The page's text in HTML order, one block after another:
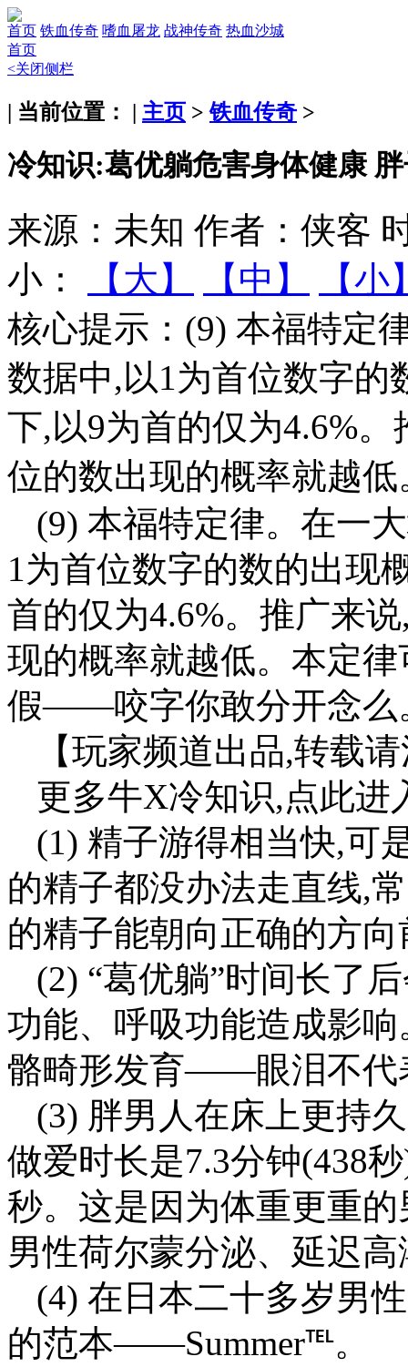
首页 铁血传奇 嗜血屠龙 战神传奇 热血沙城
首页
<关闭侧栏
| 当前位置： | 主页 >铁血传奇 >
冷知识:葛优躺危害身体健康
来源：未知 作者：侠客
小：
【大】 【中】
【小
核心提示： (9) 本福特定
数据中,以1为首位数字的
下,以9为首的仅为4.6%
位的数出现的概率就越
(9) 本福特定律。在一
1为首位数字的数的出现
首的仅为4.6%。推广来
现的概率就越低。本定
假——咬字你敢分开念么
【玩家频道出品,转载
更多牛X冷知识,点此进
(1) 精子游得相当快,可
的精子都没办法走直线,
的精子能朝向正确的方
(2) “葛优躺”时间长了
功能、呼吸功能造成影
骼畸形发育——眼泪不代
(3) 胖男人在床上更持
做爱时长是7.3分钟(438
秒。这是因为体重更重
男性荷尔蒙分泌、延迟
(4) 在日本二十多岁男
的范本——Summer℡。